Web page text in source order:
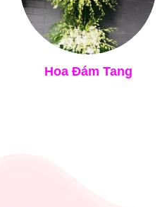
Hoa Đám Tang